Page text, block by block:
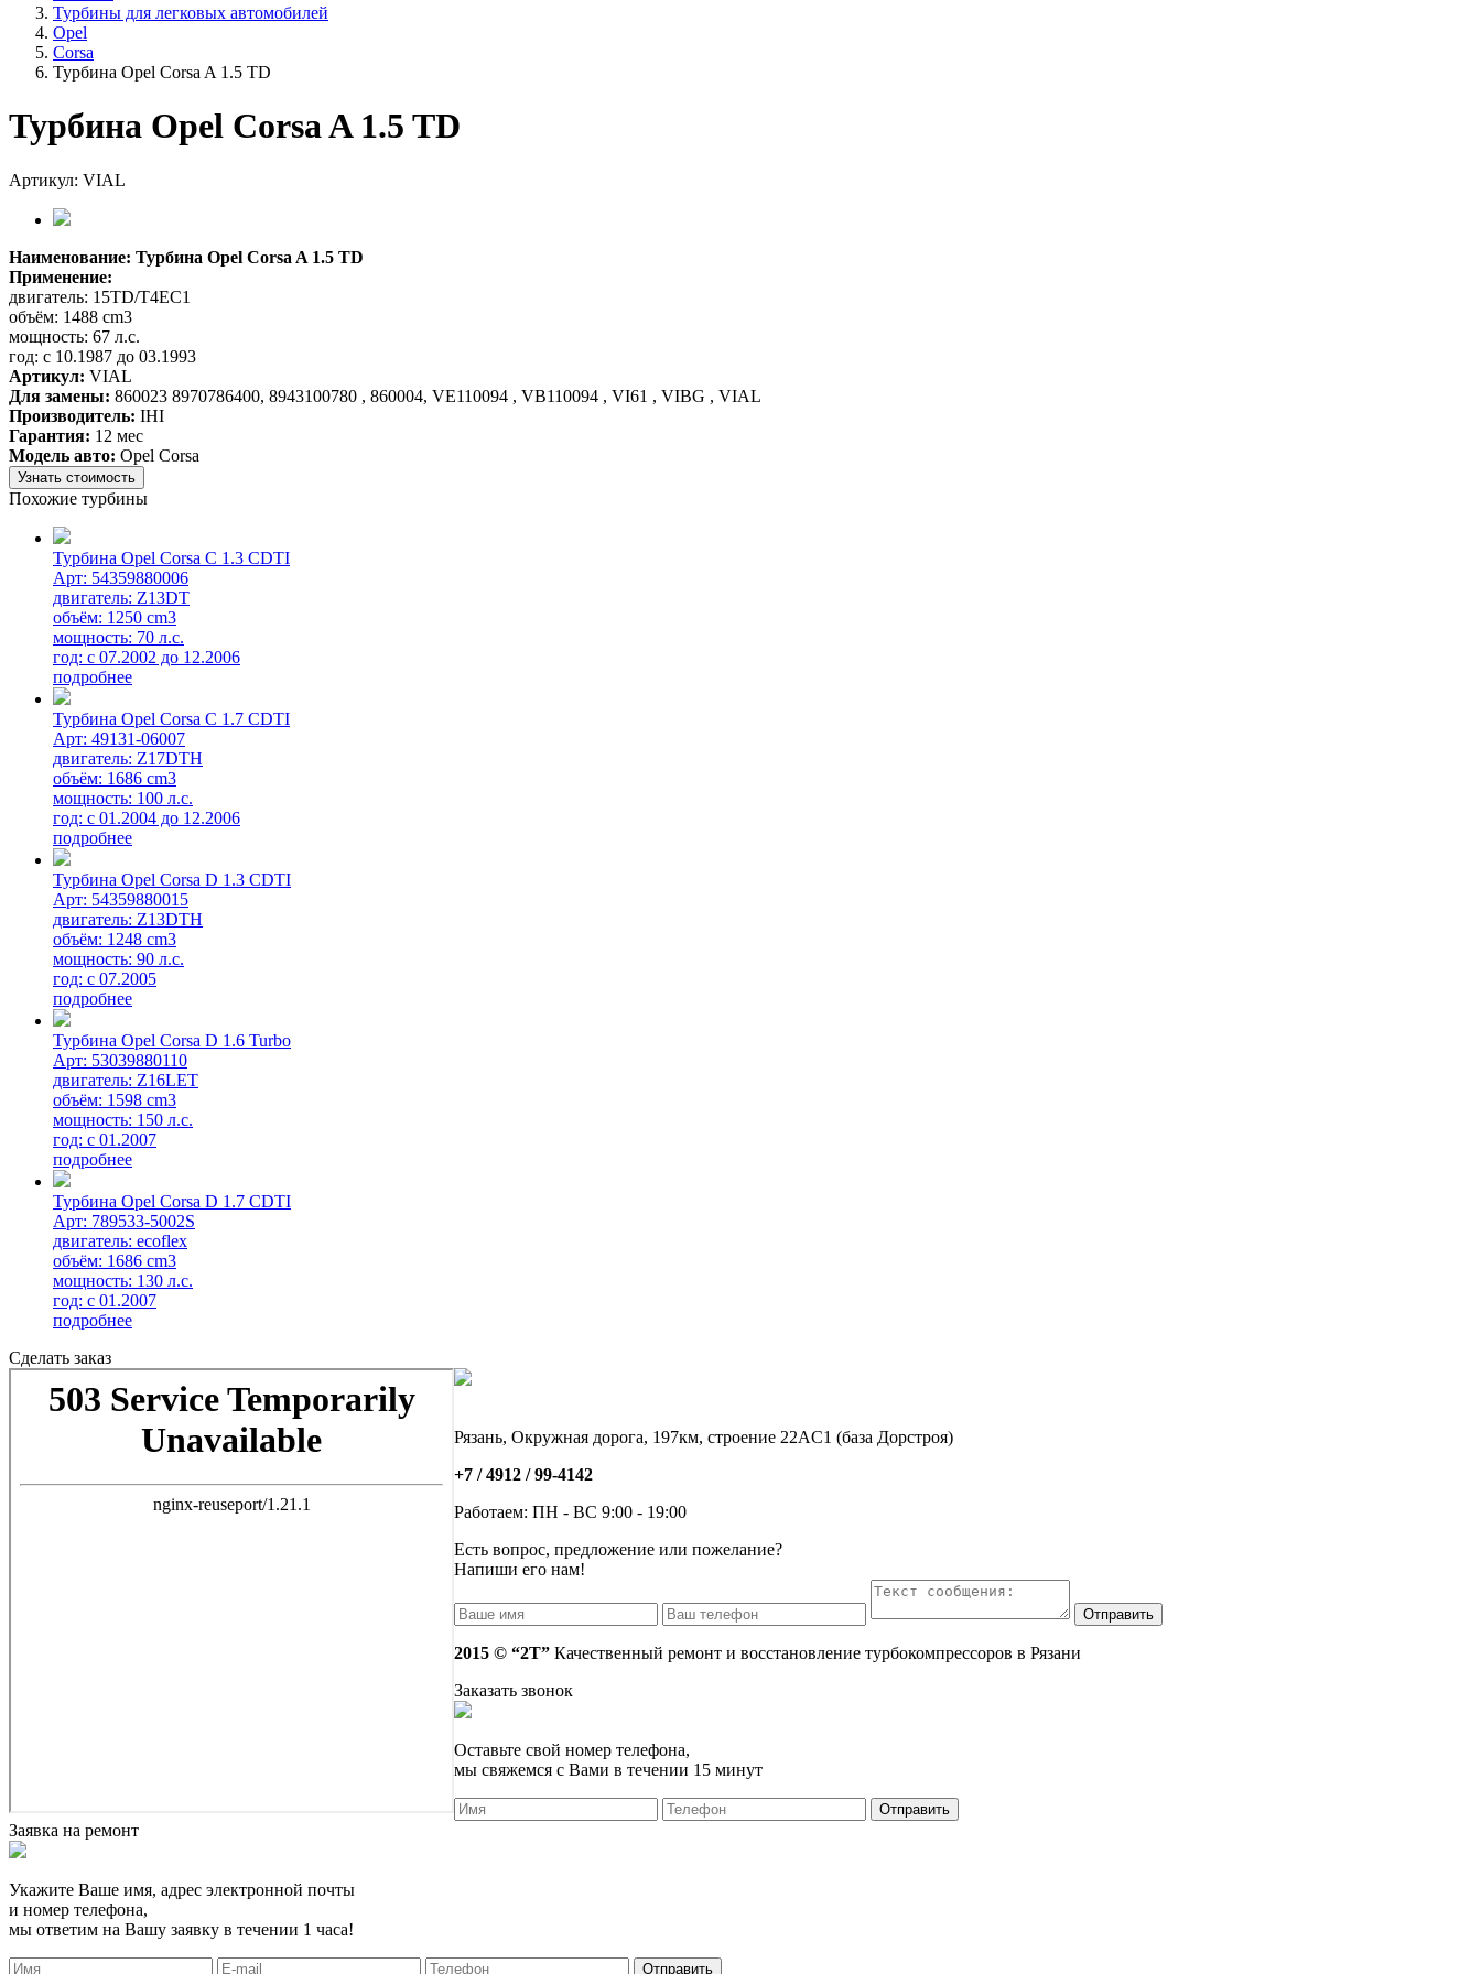
Турбины для легковых автомобилей
Opel
Corsa
Турбина Opel Corsa A 1.5 TD
Турбина Opel Corsa A 1.5 TD
Артикул: VIAL
Наименование: Турбина Opel Corsa A 1.5 TD
Применение:
двигатель: 15TD/T4EC1
объём: 1488 cm3
мощность: 67 л.с.
год: с 10.1987 до 03.1993
Артикул: VIAL
Для замены: 860023 8970786400, 8943100780 , 860004, VE110094 , VB110094 , VI61 , VIBG , VIAL
Производитель: IHI
Гарантия: 12 мес
Модель авто: Opel Corsa
Узнать стоимость
Похожие турбины
Турбина Opel Corsa C 1.3 CDTI
Арт: 54359880006
двигатель: Z13DT
объём: 1250 cm3
мощность: 70 л.с.
год: с 07.2002 до 12.2006
подробнее
Турбина Opel Corsa C 1.7 CDTI
Арт: 49131-06007
двигатель: Z17DTH
объём: 1686 cm3
мощность: 100 л.с.
год: с 01.2004 до 12.2006
подробнее
Турбина Opel Corsa D 1.3 CDTI
Арт: 54359880015
двигатель: Z13DTH
объём: 1248 cm3
мощность: 90 л.с.
год: с 07.2005
подробнее
Турбина Opel Corsa D 1.6 Turbo
Арт: 53039880110
двигатель: Z16LET
объём: 1598 cm3
мощность: 150 л.с.
год: с 01.2007
подробнее
Турбина Opel Corsa D 1.7 CDTI
Арт: 789533-5002S
двигатель: ecoflex
объём: 1686 cm3
мощность: 130 л.с.
год: с 01.2007
подробнее
Сделать заказ
Рязань, Окружная дорога, 197км, строение 22АC1 (база Дорстроя)
+7 / 4912 /99-4142
Работаем: ПН - ВС 9:00 - 19:00
Есть вопрос, предложение или пожелание?
Напиши его нам!
2015 © “2T” Качественный ремонт и восстановление турбокомпрессоров в Рязани
Заказать звонок
Оставьте свой номер телефона,
мы свяжемся с Вами в течении 15 минут
Заявка на ремонт
Укажите Ваше имя, адрес электронной почты
и номер телефона,
мы ответим на Вашу заявку в течении 1 часа!